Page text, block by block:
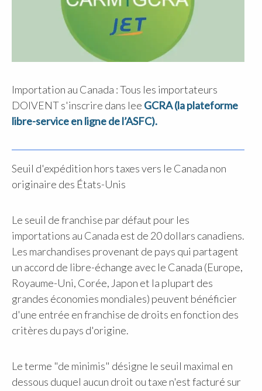
Importation au Canada : Tous les importateurs
DOIVENT s'inscrire dans lee GCRA (la plateforme
libre-service en ligne de l’ASFC).
Seuil d'expédition hors taxes vers le Canada non
originaire des États-Unis
Le seuil de franchise par défaut pour les
importations au Canada est de 20 dollars canadiens.
Les marchandises provenant de pays qui partagent
un accord de libre-échange avec le Canada (Europe,
Royaume-Uni, Corée, Japon et la plupart des
grandes économies mondiales) peuvent bénéficier
d'une entrée en franchise de droits en fonction des
critères du pays d'origine.
Le terme "de minimis" désigne le seuil maximal en
dessous duquel aucun droit ou taxe n'est facturé sur